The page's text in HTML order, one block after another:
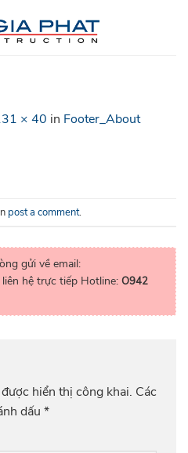
× 40 in Footer_About
post a comment.
gửi về email:
liên hệ trực tiếp Hotline: O942
hiển thị công khai. Các
dấu *